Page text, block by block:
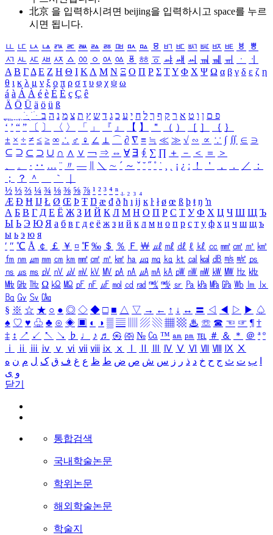
北京 을 입력하시려면 beijing을 입력하시고 space를 누르
시면 됩니다.
ㅥ ㅦ ㅧ ㅨ ㅩ ㅪ ㅫ ㅬ ㅭ ㅮ ㅯ ㅰ ㅱ ㅲ ㅳ ㅴ ㅵ ㅶ ㅷ ㅸ
ㅹ
ㅺ ㅻ ㅼ ㅽ ㅾ ㅿ ㆀ ㆁ ㆂ ㆃ ㆄ ㆅ ㆆ ㆇ ㆈ ㆉ ㆊ ㆋ ㆌ ㆍ
ㆎ
Α Β ΓΔ Ε Ζ Η Θ Ι ΚΛ Μ Ν Ξ Ο Π Ρ Σ ΤΥ Φ Χ Ψ Ω α β γ δ ε ζ η
θ ι κ λ μ ν ξ ο π ρ σ τ υ φ χ ψ ω
á à Á À é è É È ç Ç ê
Ä Ö Ü ä ö ü ß
ִֶֹ ֻּ ׁׂ פ ם ן ו ט א ר ק ף ך ל ח י ע כ ג ד ש ץ ת צ מ נ ה ב
‘ ’ “ ” 〔 〕 〈 〉 「 」 『 』 【 】 ＂ （ ） ［ ］ ｛ ｝
± × ÷ ≠ ≤ ≥ ∞ ∴ ♂ ♀ ∠ ⊥ ⌒ ∂ ∇ ≡ ≒ ≪ ≫ √ ∽ ∝ ∵ ∫ ∬ ∈ ∋
⊆ ⊇ ⊂ ⊃ ∪ ∩ ∧ ∨ ￢ ⇒ ⇔ ∀ ∃ ∮ ∑ ∏ ＋ － ＜ ＝
＞
、
。 · ‥ … ¨ 〃 ― ＼ ∼ ´ ～ ˇ ˘ ˝ ˚ ˙ ¸ ¡ ¿ ː ！ ＇ ， ． ／
：
；
？ ＾ ｀
½ ⅓ ⅔ ¼ ¾ ⅛ ⅜ ⅝ ⅞ ¹ ² ³ ⁴ ⁿ ₁ ₂ ₃ ₄
Æ Ð Ħ Ĳ Ł Ø Œ Þ Ŧ Ŋ æ đ ð ħ ı ĳ ĸ ŀ ł ø œ ß þ ŧ ŋ ŉ
А Б В Г Д Е Ё Ж З И Й К Л М Н О П Р С Т У Ф Х Ц Ч Ш Щ Ъ
Ы Ь Э Ю Я а б в г д е ё ж з и й к л м н о п р с т у ф х ц ч ш щ ъ
ы ь э ю я
′ ″ ℃ Å ￠ ￡ ￥ ¤ ℉ ‰ ＄ ％ Ｆ ￦ ㎕ ㎖ ㎗ ℓ ㎘ ㏄ ㎣ ㎤ ㎥ ㎦
㎙ ㎚ ㎛ ㎜ ㎝ ㎞ ㎟ ㎠ ㎡ ㎢ ㏊ ㎍ ㎎ ㎏ ㏏ ㎈ ㎉ ㏈ ㎧ ㎨ ㎰
㎱ ㎲ ㎳ ㎴ ㎵ ㎶ ㎷ ㎸ ㎹ ㎀ ㎁ ㎂ ㎃ ㎄ ㎺ ㎻ ㎽ ㎾ ㎿ ㎐ ㎑
㎒ ㎓ ㎔ Ω ㏀ ㏁ ㎊ ㎋ ㎌ ㏖ ㏅ ㎭ ㎮ ㎯ ㏛ ㎩ ㎪ ㎫ ㎬ ㏝ ㏐
㏓
㏃ ㏉ ㏜ ㏆
§ ※ ☆ ★ ○ ● ◎ ◇ ◆ □ ■ △ ▽ → ← ↑ ↓ ↔ 〓 ◁ ◀ ▷ ▶ ♤
♠ ♡ ♥ ♧ ♣ ⊙ ◈ ▣ ◐ ◑ ▒ ▤ ▨ ▧ ▦ ▩ ♨ ☏ ☎ ☜ ☞ ¶ †
‡ ↕ ↗ ↙ ↖ ↘ ♭ ♩ ♪ ♬ ㉿ ㈜ № ㏇ ™ ㏂ ㏘ ℡ ＃ ＆ ＊ ＠ ª º
ⅰ
ⅱ ⅲ ⅳ ⅴ ⅵ ⅶ ⅷ ⅸ ⅹ Ⅳ Ⅴ Ⅵ Ⅶ Ⅷ Ⅸ Ⅹ
ب ت ث ج ح خ د ذ ر ز س ش ص ض ط ظ ع غ ف ق ک ل م ن ه
و ی
닫기
통합검색
국내학술논문
학위논문
해외학술논문
학술지